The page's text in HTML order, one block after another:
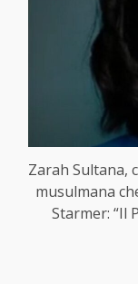
Zarah Sultana,
musulmana
Starmer: “Il